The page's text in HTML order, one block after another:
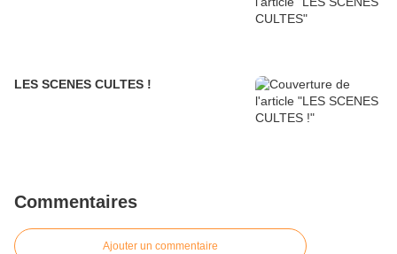
LES SCENES CULTES !
Commentaires
Ajouter un commentaire